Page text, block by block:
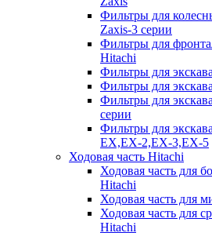
Фильтры для
Zaxis-3 серии
Фильтры для
Hitachi
Фильтры для
Фильтры для
Фильтры для
серии
Фильтры для
EX,EX-2,EX-3,EX-5
Ходовая часть Hitachi
Ходовая часть для
Hitachi
Ходовая часть для
Ходовая часть для
Hitachi